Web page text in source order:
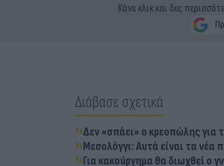
Κάνε κλικ και δες
Διάβασε σχετικά
Δεν «σπάει» ο κρεοπώλης για
Μεσολόγγι: Αυτά είναι τα
Για κακούργημα θα διωχθεί ο